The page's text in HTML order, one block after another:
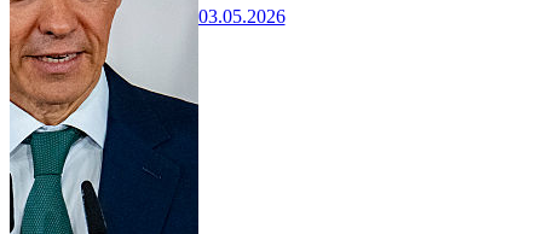
03.05.2026